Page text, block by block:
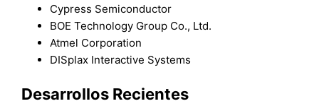
Cypress Semiconductor
BOE Technology Group Co., Ltd.
Atmel Corporation
DISplax Interactive Systems
Desarrollos Recientes